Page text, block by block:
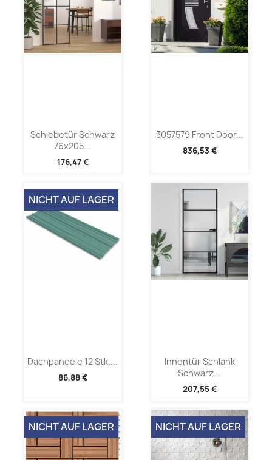
Schiebetür Schwarz
76x205...
176,47 €
3057579 Front Door...
836,53 €
Dachpaneele 12 Stk....
86,88 €
NICHT AUF LAGER
Innentür Schlank
Schwarz...
207,55 €
NICHT AUF LAGER NICHT AUF LAGER